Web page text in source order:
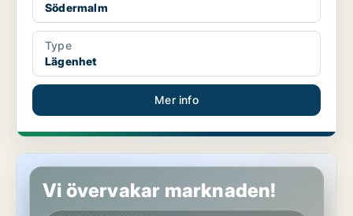
Södermalm
Type
Lägenhet
Mer info
Studentbostad på Östermalm
Vi övervakar marknaden!